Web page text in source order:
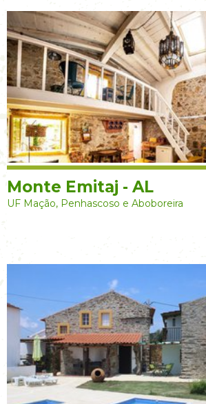
Monte Emitaj - AL
UF Mação, Penhascoso e Aboboreira